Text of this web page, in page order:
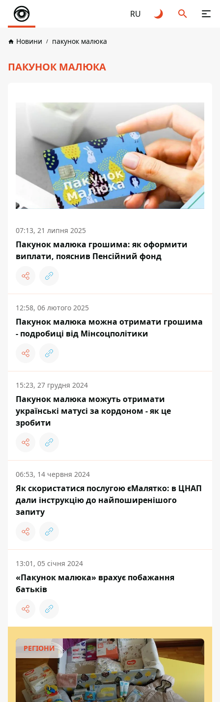
RU
Новини пакунок малюка
ПАКУНОК МАЛЮКА
07:13, 21 липня 2025
Пакунок малюка грошима: як оформити
виплати, пояснив Пенсійний фонд
12:58, 06 лютого 2025
Пакунок малюка можна отримати грошима
- подробиці від Мінсоцполітики
15:23, 27 грудня 2024
Пакунок малюка можуть отримати
українські матусі за кордоном - як це
зробити
06:53, 14 червня 2024
Як скористатися послугою єМалятко: в ЦНАП
дали інструкцію до найпоширенішого
запиту
13:01, 05 січня 2024
«Пакунок малюка» врахує побажання
батьків
РЕГІОНИ